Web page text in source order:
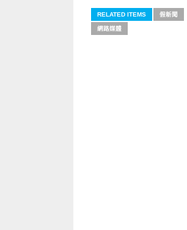
RELATED ITEMS 假新聞
網路媒體